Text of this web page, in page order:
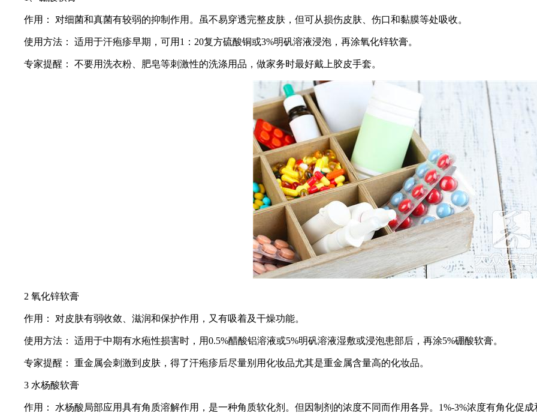
作用： 对细菌和真菌有较弱的抑制作用。虽不易穿透完整皮肤，但可从损伤皮肤、伤口和黏膜等处吸收。
使用方法： 适用于汗疱疹早期，可用1：20复方硫酸铜或3%明矾溶液浸泡，再涂氧化锌软膏。
专家提醒： 不要用洗衣粉、肥皂等刺激性的洗涤用品，做家务时最好戴上胶皮手套。
2 氧化锌软膏
作用： 对皮肤有弱收敛、滋润和保护作用，又有吸着及干燥功能。
使用方法： 适用于中期有水疱性损害时，用0.5%醋酸铝溶液或5%明矾溶液湿敷或浸泡患部后，再涂5%硼酸软膏。
专家提醒： 重金属会刺激到皮肤，得了汗疱疹后尽量别用化妆品尤其是重金属含量高的化妆品。
3 水杨酸软膏
作用： 水杨酸局部应用具有角质溶解作用，是一种角质软化剂。但因制剂的浓度不同而作用各异。1%-3%浓度有角化促